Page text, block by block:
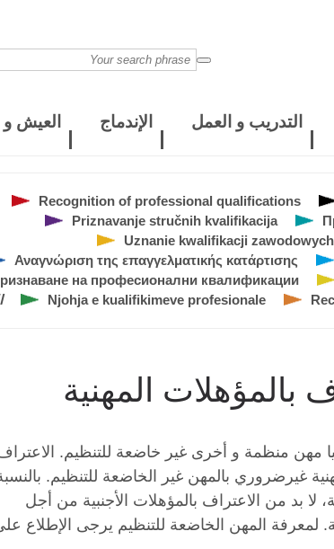
التدريب و العمل الإندماج العيش و
Recognition of professional qualifications
Priznavanje stručnih kvalifikacija
Uznanie kwalifikacji zawodowych
Αναγνώριση της επαγγελματικής κατάρτισης
на професионални квалификации
Njohja e kualifikimeve profesionale
بالمؤهلات المهنية
مهن منظمة و أخرى غير خاضعة للتنظيم.
غيرضروري بالمهن غير الخاضعة للتنظيم.
لا بد من الاعتراف بالمؤهلات الأجنبية من أجل
لمعرفة المهن الخاضعة للتنظيم يرجى الإطلاع